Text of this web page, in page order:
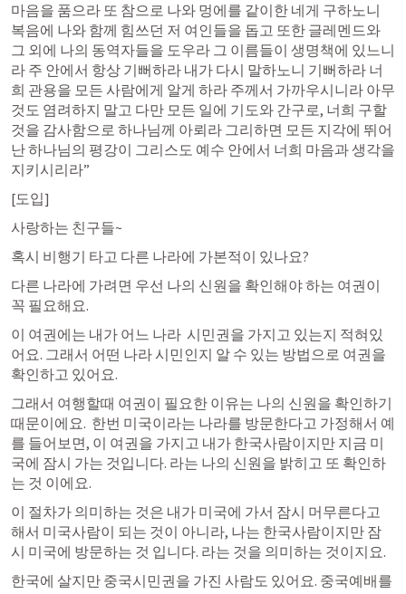
마음을 품으라 또 참으로 나와 멍에를 같이한 네게 구하노니
복음에 나와 함께 힘쓰던 저 여인들을 돕고 또한 글레멘드와
그 외에 나의 동역자들을 도우라 그 이름들이 생명책에 있느니
라 주 안에서 항상 기뻐하라 내가 다시 말하노니 기뻐하라 너
희 관용을 모든 사람에게 알게 하라 주께서 가까우시니라 아무
것도 염려하지 말고 다만 모든 일에 기도와 간구로, 너희 구할
것을 감사함으로 하나님께 아뢰라 그리하면 모든 지각에 뛰어
난 하나님의 평강이 그리스도 예수 안에서 너희 마음과 생각을
지키시리라”
[도입]
사랑하는 친구들~
혹시 비행기 타고 다른 나라에 가본적이 있나요?
다른 나라에 가려면 우선 나의 신원을 확인해야 하는 여권이
꼭 필요해요.
이 여권에는 내가 어느 나라  시민권을 가지고 있는지 적혀있
어요. 그래서 어떤 나라 시민인지 알 수 있는 방법으로 여권을
확인하고 있어요.
그래서 여행할때 여권이 필요한 이유는 나의 신원을 확인하기
때문이에요.  한번 미국이라는 나라를 방문한다고 가정해서 예
를 들어보면, 이 여권을 가지고 내가 한국사람이지만 지금 미
국에 잠시 가는 것입니다. 라는 나의 신원을 밝히고 또 확인하
는 것 이에요.
이 절차가 의미하는 것은 내가 미국에 가서 잠시 머무른다고
해서 미국사람이 되는 것이 아니라, 나는 한국사람이지만 잠
시 미국에 방문하는 것 입니다. 라는 것을 의미하는 것이지요.
한국에 살지만 중국시민권을 가진 사람도 있어요. 중국예배를